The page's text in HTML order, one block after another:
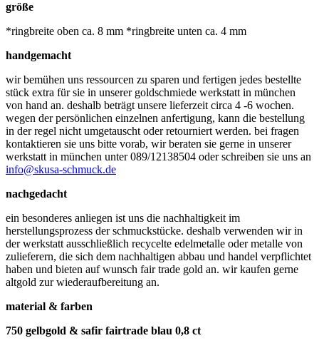
größe
*ringbreite oben ca. 8 mm *ringbreite unten ca. 4 mm
handgemacht
wir bemühen uns ressourcen zu sparen und fertigen jedes bestellte
stück extra für sie in unserer goldschmiede werkstatt in münchen
von hand an. deshalb beträgt unsere lieferzeit circa 4 -6 wochen.
wegen der persönlichen einzelnen anfertigung, kann die bestellung
in der regel nicht umgetauscht oder retourniert werden. bei fragen
kontaktieren sie uns bitte vorab, wir beraten sie gerne in unserer
werkstatt in münchen unter 089/12138504 oder schreiben sie uns an
info@skusa-schmuck.de
nachgedacht
ein besonderes anliegen ist uns die nachhaltigkeit im
herstellungsprozess der schmuckstücke. deshalb verwenden wir in
der werkstatt ausschließlich recycelte edelmetalle oder metalle von
zulieferern, die sich dem nachhaltigen abbau und handel verpflichtet
haben und bieten auf wunsch fair trade gold an. wir kaufen gerne
altgold zur wiederaufbereitung an.
material & farben
750 gelbgold & safir fairtrade blau 0,8 ct